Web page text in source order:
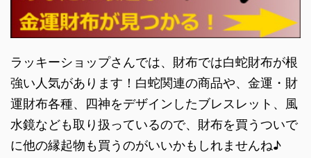
ラッキーショップさんでは、財布では白蛇財布が根
強い人気があります！白蛇関連の商品や、金運・財
運財布各種、四神をデザインしたブレスレット、風
水鏡なども取り扱っているので、財布を買うついで
に他の縁起物も買うのがいいかもしれませんね♪